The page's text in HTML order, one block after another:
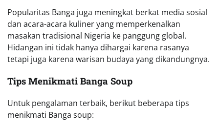
Popularitas Banga juga meningkat berkat media sosial
dan acara-acara kuliner yang memperkenalkan
masakan tradisional Nigeria ke panggung global.
Hidangan ini tidak hanya dihargai karena rasanya
tetapi juga karena warisan budaya yang dikandungnya.
Tips Menikmati Banga Soup
Untuk pengalaman terbaik, berikut beberapa tips
menikmati Banga soup: